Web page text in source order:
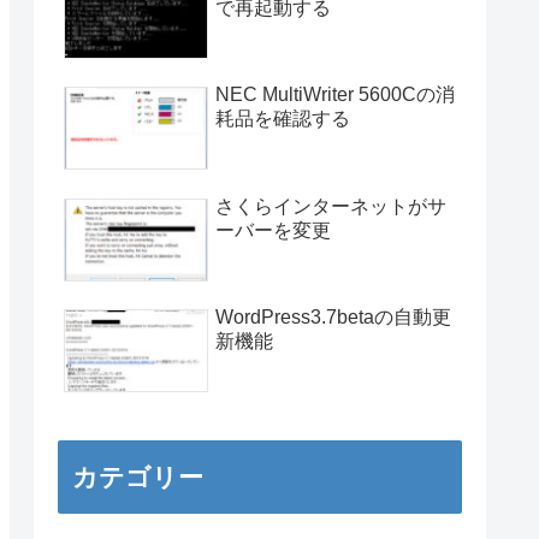
で再起動する
NEC MultiWriter 5600Cの消
耗品を確認する
さくらインターネットがサ
ーバーを変更
WordPress3.7betaの自動更
新機能
カテゴリー